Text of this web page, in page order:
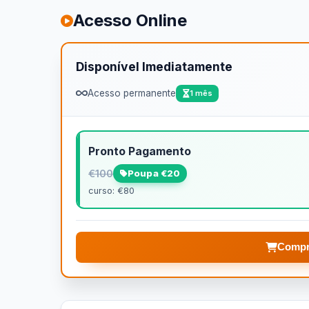
Acesso Online
Disponível Imediatamente
Acesso permanente 1 mês
Pronto Pagamento
€100 Poupa €20
curso: €80